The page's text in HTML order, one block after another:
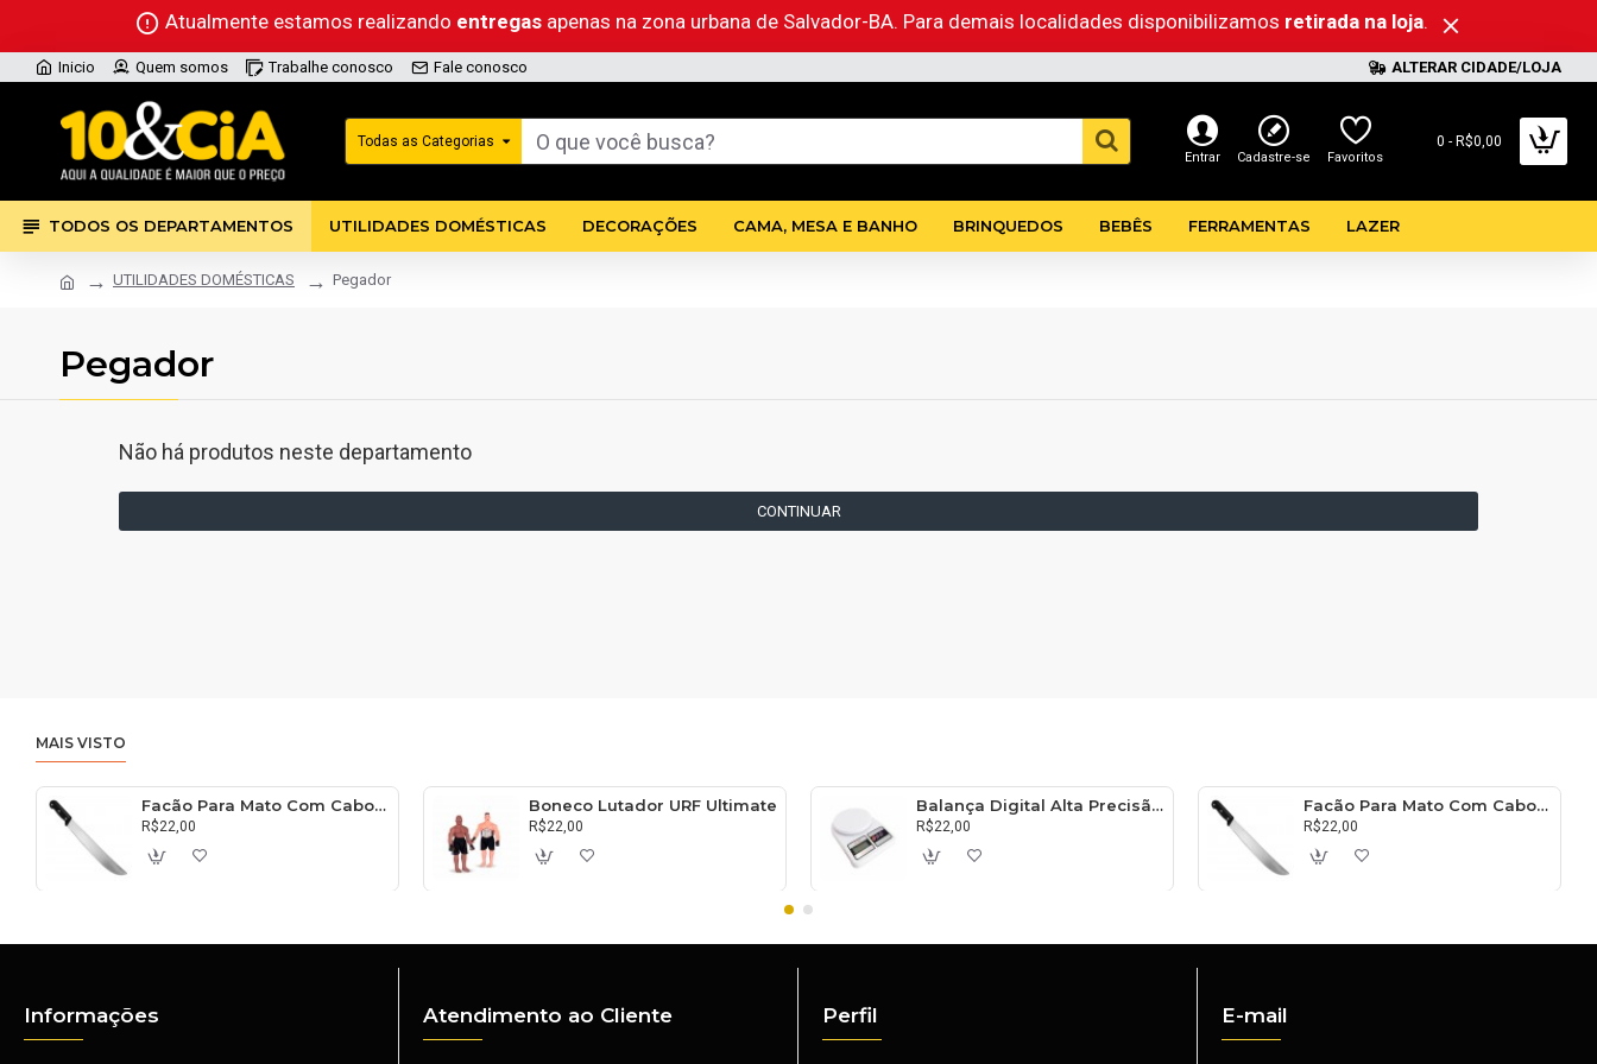
Atualmente estamos realizando entregas apenas na zona urbana de Salvador-BA. Para demais localidades disponibilizamos retirada na loja.
Inicio Quem somos Trabalhe conosco Fale conosco ALTERAR CIDADE/LOJA
Todas as Categorias
Entrar Cadastre-se Favoritos
0 - R$0,00
TODOS OS DEPARTAMENTOS UTILIDADES DOMÉSTICAS DECORAÇÕES CAMA, MESA E BANHO BRINQUEDOS BEBÊS FERRAMENTAS LAZER
UTILIDADES DOMÉSTICAS Pegador
Pegador
Não há produtos neste departamento
CONTINUAR
MAIS VISTO
Facão Para Mato Com Cabo 30cm
R$22,00
Boneco Lutador URF Ultimate
R$22,00
Balança Digital Alta Precisão 10kg
R$22,00
Facão Para Mato Com Cabo 45cm
R$22,00
Informações Atendimento ao Cliente Perfil E-mail